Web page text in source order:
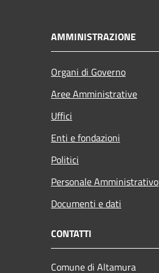
AMMINISTRAZIONE
Organi di Governo
Aree Amministrative
Uffici
Enti e fondazioni
Politici
Personale Amministrativo
Documenti e dati
CONTATTI
Comune di Altamura